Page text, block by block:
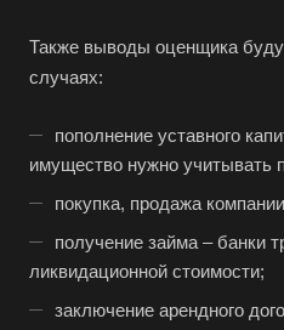
Также выводы оценщика
случаях:
пополнение уставного
имущество нужно учитывать
покупка, продажа
получение займа – банки
ликвидационной стоимости;
заключение арендного